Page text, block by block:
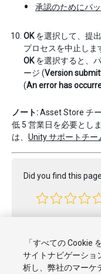
承認のためにパ
OKを選択して、提出
プロセスを中止しま
OKを選択すると、
ージ (Version
(An error has
ノート:Asset Store チ
低 5 営業日を必要とし
は、 Unity サポートチー
Did you find this
「すべての Cookie
サイトナビゲーショ
析し、弊社のマーケ